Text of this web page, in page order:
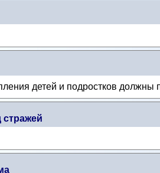
детей и подростков